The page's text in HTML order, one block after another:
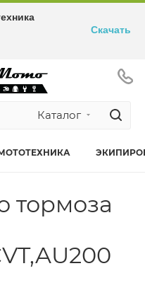
Каталог
тормоза
Скачать